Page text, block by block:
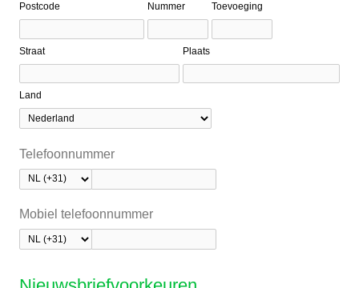
Postcode Nummer Toevoeging
Straat Plaats
Land
Telefoonnummer
Mobiel telefoonnummer